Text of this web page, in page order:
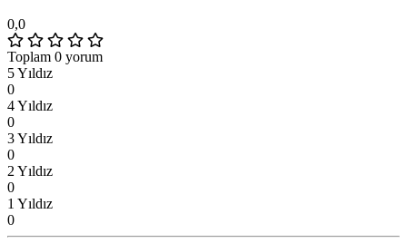
0,0
Toplam 0 yorum
5 Yıldız
0
4 Yıldız
0
3 Yıldız
0
2 Yıldız
0
1 Yıldız
0